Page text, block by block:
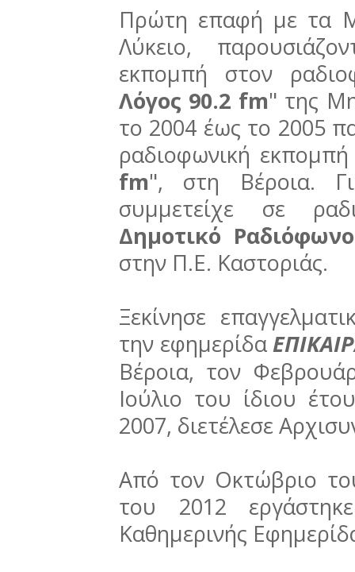
Πρώτη επαφή με τα
Λύκειο,
εκπομπή στον
Λόγος 90.2 fm" της
το 2004 έως το 2005
ραδιοφωνική
fm", στη Βέροια.
συμμετείχε σε
Δημοτικό
στην Π.Ε. Καστοριάς.
Ξεκίνησε
την εφημερίδα
Βέροια, τον
Ιούλιο του ίδιου
2007, διετέλεσε
Από τον Οκτώβριο
του 2012
Καθημερινής